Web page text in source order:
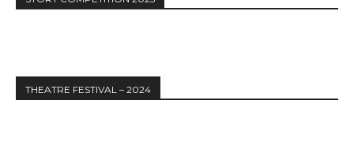
THEATRE FESTIVAL – 2024